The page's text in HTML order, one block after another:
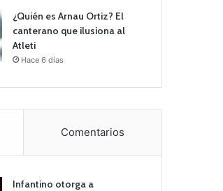
¿Quién es Arnau Ortiz? El
canterano que ilusiona al
Atleti
Hace 6 días
Comentarios
Infantino otorga a